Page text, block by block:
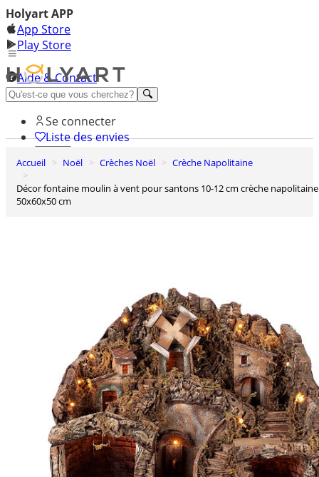
Holyart APP
App Store
Play Store
Aide & Contact
Découvrez Premium
Se connecter
Liste des envies
0
Accueil Noël Crèches Noël
Crèche Napolitaine
Décor fontaine moulin à vent pour santons 10-12 cm crèche napolitaine
50x60x50 cm